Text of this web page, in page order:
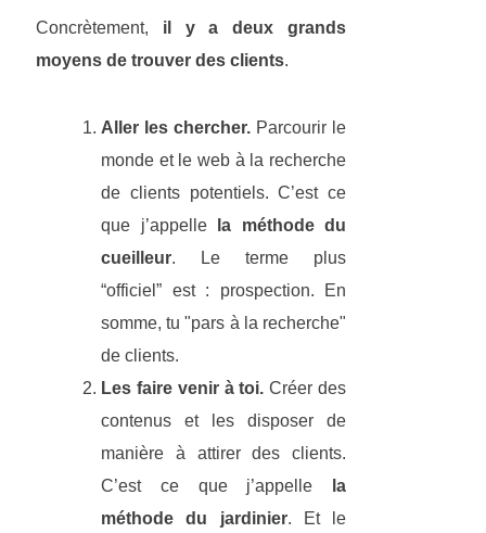
Concrètement, il y a deux grands
moyens de trouver des clients.
Aller les chercher. Parcourir le
monde et le web à la recherche
de clients potentiels. C’est ce
que j’appelle
la méthode du
cueilleur. Le terme plus
“officiel” est : prospection. En
somme, tu "pars à la recherche"
de clients.
Les faire venir à toi. Créer des
contenus et les disposer de
manière à attirer des clients.
C’est ce que j’appelle
la
méthode du jardinier. Et le